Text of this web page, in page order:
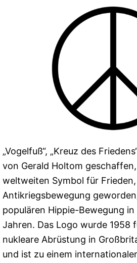
„Vogelfuß“, „Kreuz des
von Gerald Holtom
weltweiten Symbol für
Antikriegsbewegung
populären Hippie-Bewegung
Jahren. Das Logo wurde 1958
nukleare Abrüstung in
und ist zu einem